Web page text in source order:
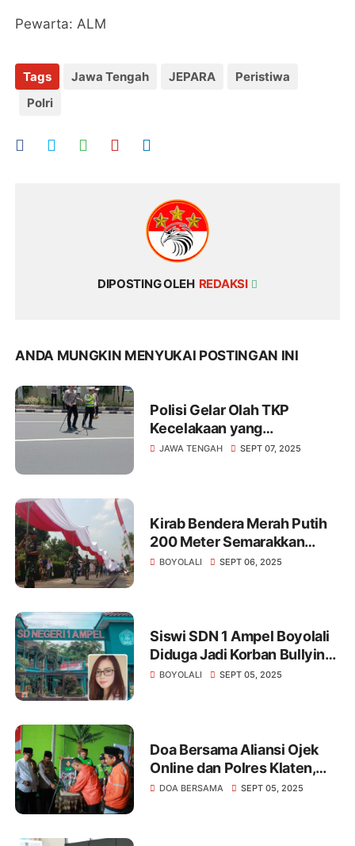
Pewarta: ALM
Tags Jawa Tengah JEPARA
Peristiwa
Polri
DIPOSTING OLEH REDAKSI
ANDA MUNGKIN MENYUKAI POSTINGAN INI
Polisi Gelar Olah TKP
Kecelakaan yang
Menewaskan Mahasiswa
JAWA TENGAH SEPT 07, 2025
Kirab Bendera Merah Putih
200 Meter Semarakkan
Merti Desa Pojok Boyolali
BOYOLALI SEPT 06, 2025
Siswi SDN 1 Ampel Boyolali
Diduga Jadi Korban Bullying,
Vio Sari Angkat Bicara
BOYOLALI SEPT 05, 2025
Doa Bersama Aliansi Ojek
Online dan Polres Klaten,
Wujud Empati dan
DOA BERSAMA SEPT 05, 2025